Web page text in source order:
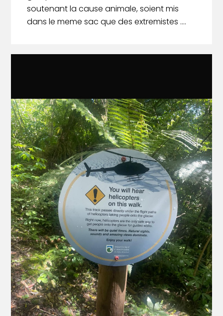
soutenant la cause animale, soient mis
dans le meme sac que des extremistes ....